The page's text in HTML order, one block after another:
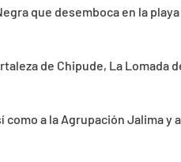
que desemboca en la
de Chipude, La Lomada
a la Agrupación Jalima y